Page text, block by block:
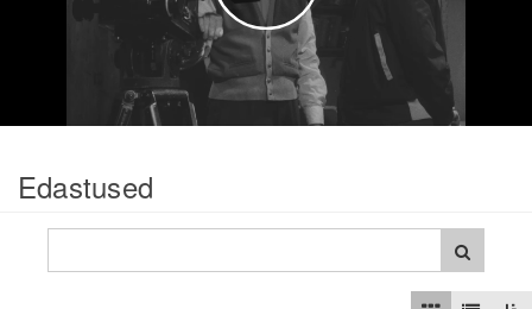
video
Edastused